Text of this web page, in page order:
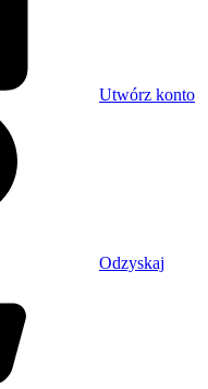
Utwórz konto
Odzyskaj